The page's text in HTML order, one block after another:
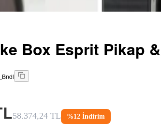
Box Esprit Pikap
58.374,24 TL %12 İndirim